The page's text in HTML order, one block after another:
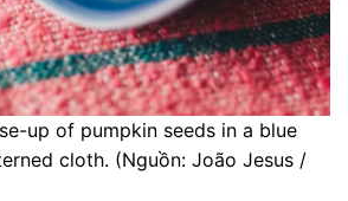
up of pumpkin seeds in a blue
cloth. (Nguồn: João Jesus /